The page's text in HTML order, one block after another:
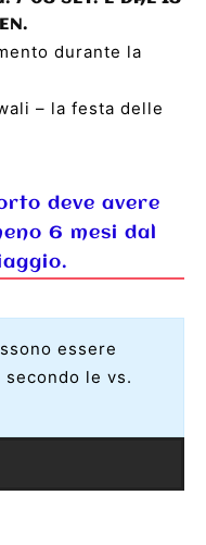
durante la
– la festa delle
deve avere
6 mesi dal
essere
le vs.